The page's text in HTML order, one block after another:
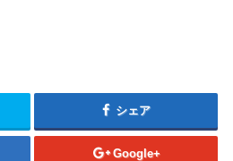
シェア
Google+